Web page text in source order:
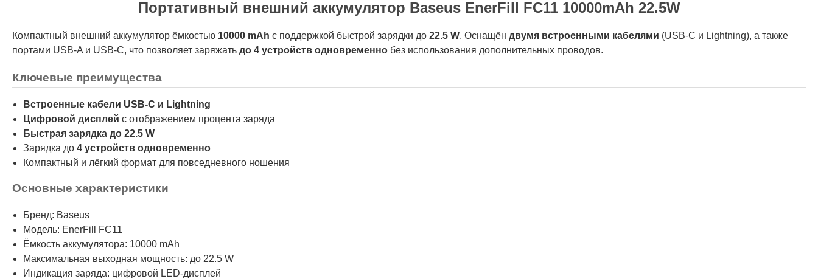
Портативный внешний аккумулятор Baseus EnerFill FC11 10000mAh 22.5W
Компактный внешний аккумулятор ёмкостью 10000 mAh с поддержкой быстрой зарядки до 22.5 W. Оснащён двумя встроенными кабелями (USB-C и Lightning), а также
портами USB-A и USB-C, что позволяет заряжать до 4 устройств одновременно без использования дополнительных проводов.
Ключевые преимущества
Встроенные кабели USB-C и Lightning
Цифровой дисплей с отображением процента заряда
Быстрая зарядка до 22.5 W
Зарядка до 4 устройств одновременно
Компактный и лёгкий формат для повседневного ношения
Основные характеристики
Бренд: Baseus
Модель: EnerFill FC11
Ёмкость аккумулятора: 10000 mAh
Максимальная выходная мощность: до 22.5 W
Индикация заряда: цифровой LED-дисплей